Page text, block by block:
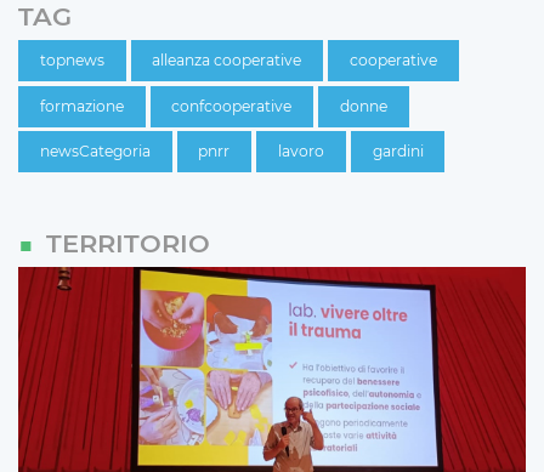
TAG
topnews alleanza cooperative cooperative
formazione confcooperative donne
newsCategoria pnrr lavoro gardini
TERRITORIO